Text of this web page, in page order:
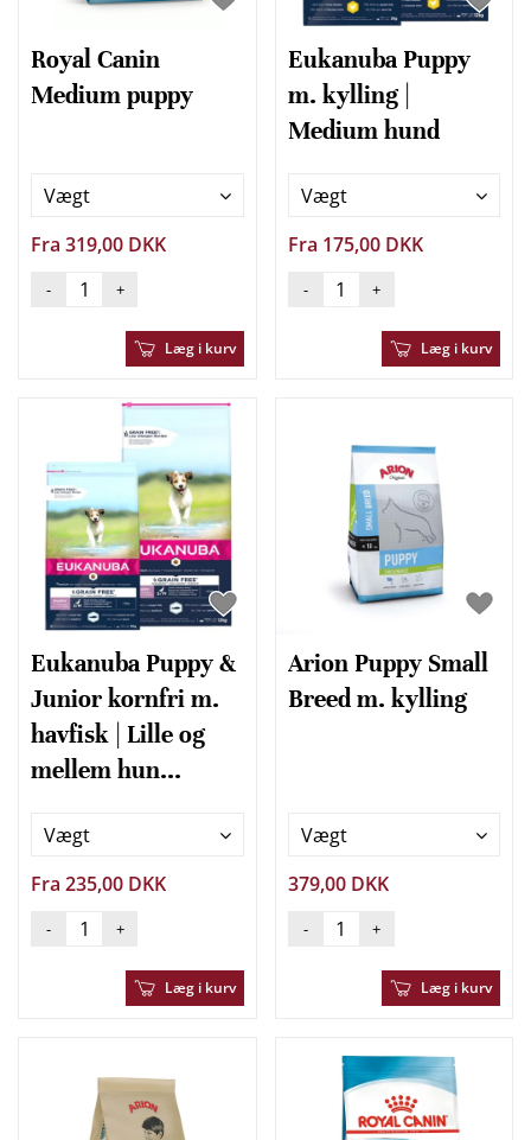
Royal Canin
Medium puppy
Vægt
Fra 319,00 DKK
- +
Læg i kurv
Eukanuba Puppy
m. kylling |
Medium hund
Vægt
Fra 175,00 DKK
- +
Læg i kurv
Eukanuba Puppy &
Junior kornfri m.
havfisk | Lille og
mellem hun...
Vægt
Fra 235,00 DKK
- +
Læg i kurv
Arion Puppy Small
Breed m. kylling
Vægt
379,00 DKK
- +
Læg i kurv